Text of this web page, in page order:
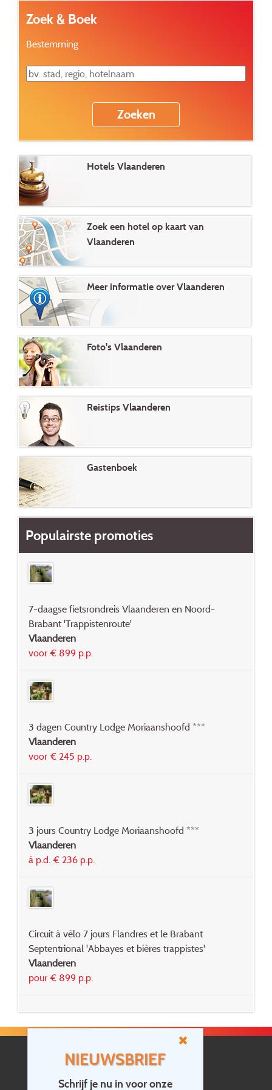
NIEUWSBRIEF
Schrijf je nu in voor onze
Zoek & Boek
Bestemming
Hotels Vlaanderen
Zoek een hotel op kaart van
Vlaanderen
Meer informatie over Vlaanderen
Foto's Vlaanderen
Reistips Vlaanderen
Gastenboek
Populairste promoties
7-daagse fietsrondreis Vlaanderen en Noord-
Brabant 'Trappistenroute'
Vlaanderen
voor € 899 p.p.
3 dagen Country Lodge Moriaanshoofd ***
Vlaanderen
voor € 245 p.p.
3 jours Country Lodge Moriaanshoofd ***
Vlaanderen
à p.d. € 236 p.p.
Circuit à vélo 7 jours Flandres et le Brabant
Septentrional 'Abbayes et bières trappistes'
Vlaanderen
pour € 899 p.p.